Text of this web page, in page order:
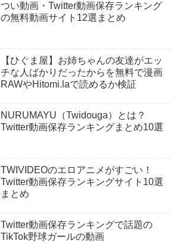
つい動画・Twitter動画保存ランキング
の無料動画サイト12選まとめ
【ひぐま屋】お姉ちゃんの友達がエッ
チな人ばかりだったからを無料で漫画
RAWやHitomi.laで読めるか検証
NURUMAYU（Twidouga）とは？
Twitter動画保存ランキングまとめ10選
TWIVIDEOのエロアニメがすごい！
Twitter動画保存ランキングサイト10選
まとめ
Twitter動画保存ランキングで話題の
TikTok野球ガールの動画